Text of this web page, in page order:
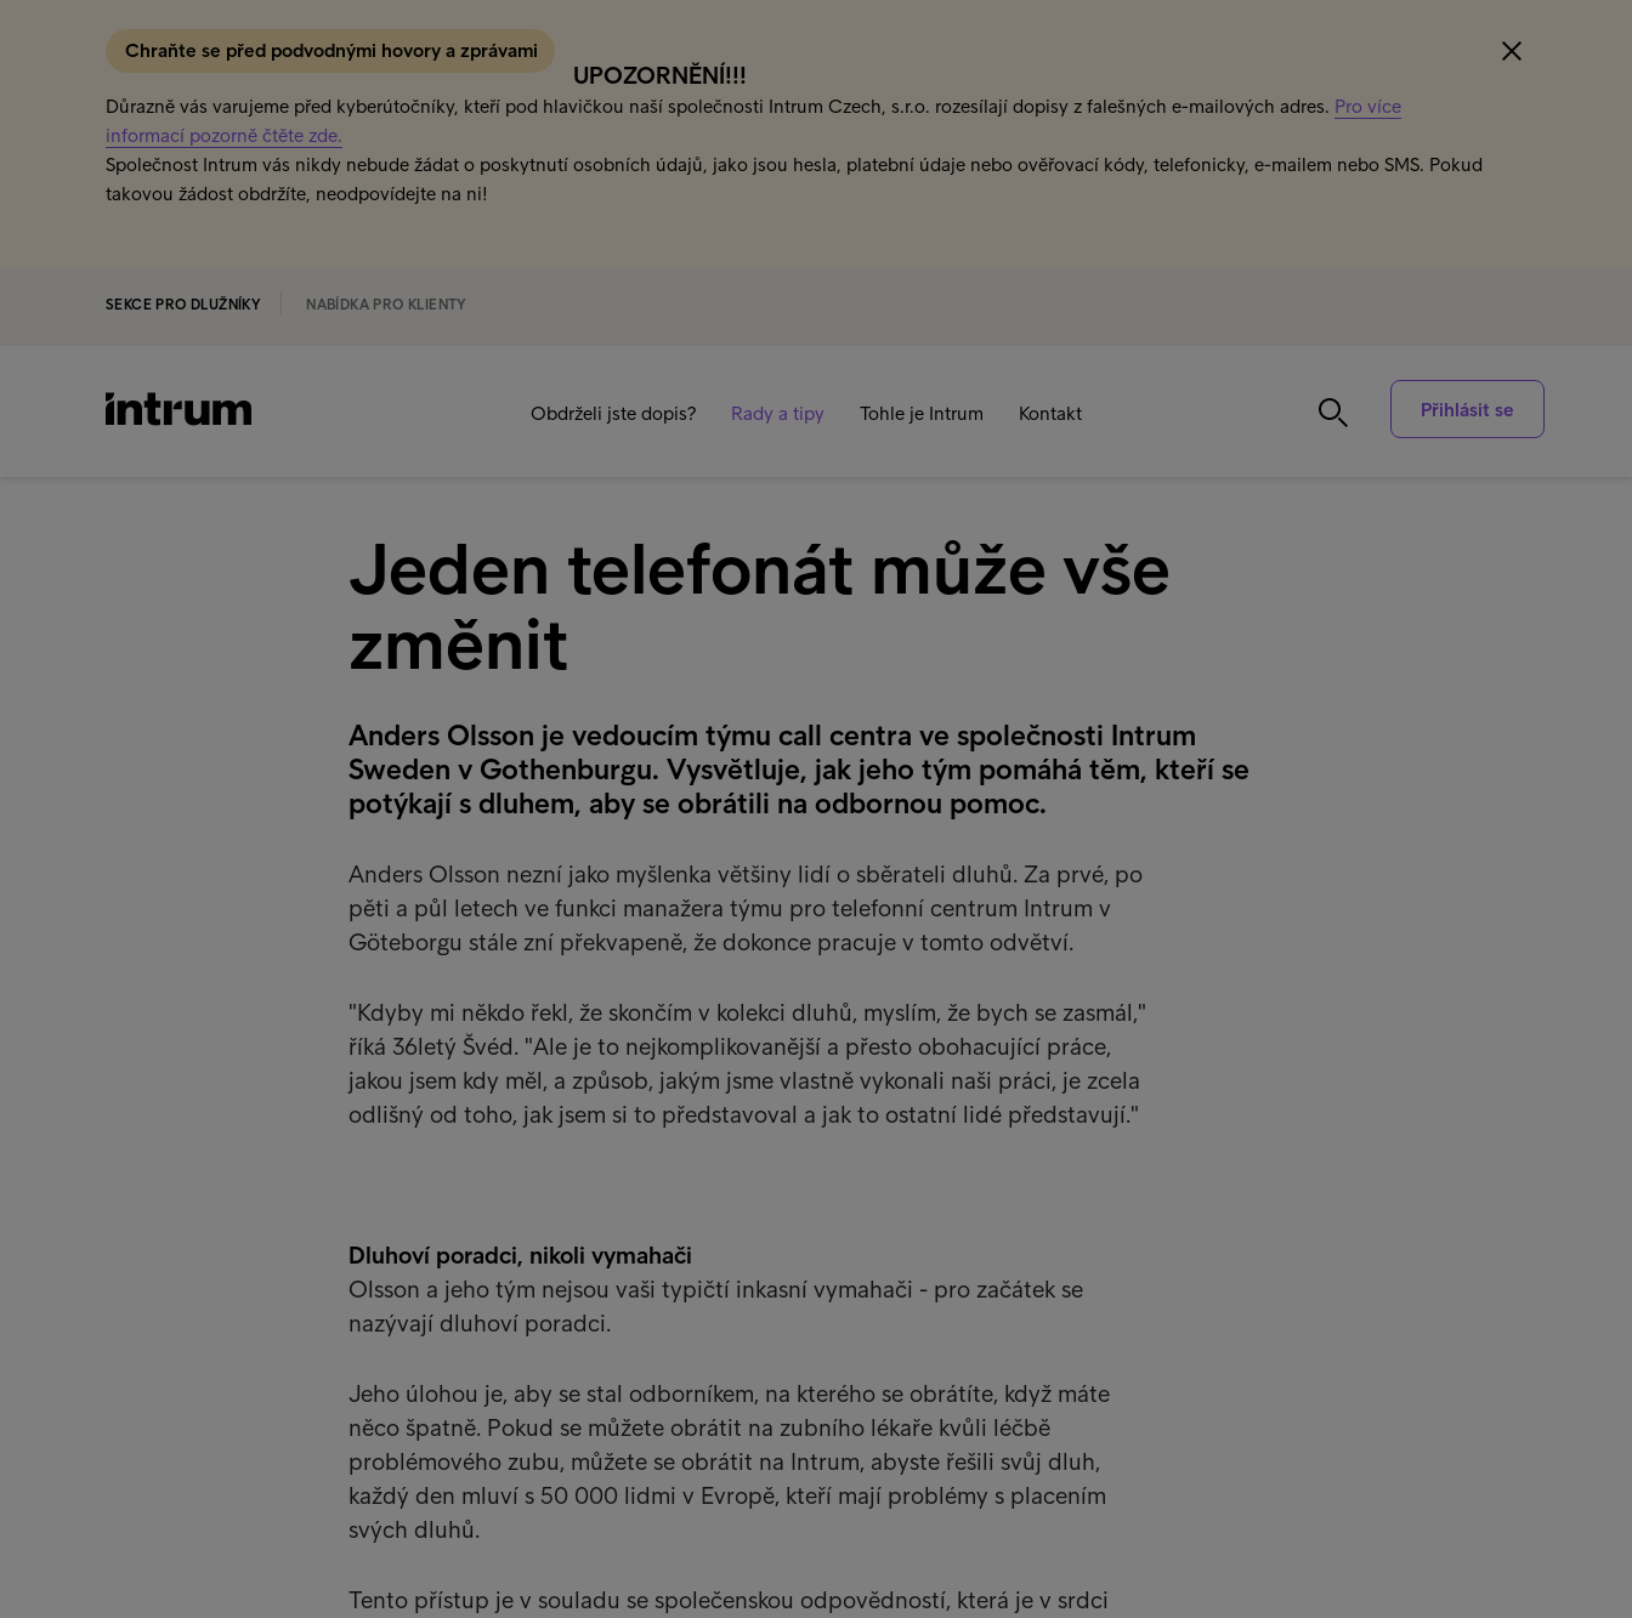
Chraňte se před podvodnými hovory a zprávami
UPOZORNĚNÍ!!!
Důrazně vás varujeme před kyberútočníky, kteří pod hlavičkou naší společnosti Intrum Czech, s.r.o. rozesílají dopisy z falešných e-mailových adres. Pro více
informací pozorně čtěte zde.
Společnost Intrum vás nikdy nebude žádat o poskytnutí osobních údajů, jako jsou hesla, platební údaje nebo ověřovací kódy, telefonicky, e-mailem nebo SMS. Pokud
takovou žádost obdržíte, neodpovídejte na ni!
SEKCE PRO DLUŽNÍKY NABÍDKA PRO KLIENTY
Obdrželi jste dopis? Rady a tipy Tohle je Intrum Kontakt Přihlásit se
Jeden telefonát může vše
změnit
Anders Olsson je vedoucím týmu call centra ve společnosti Intrum
Sweden v Gothenburgu. Vysvětluje, jak jeho tým pomáhá těm, kteří se
potýkají s dluhem, aby se obrátili na odbornou pomoc.
Anders Olsson nezní jako myšlenka většiny lidí o sběrateli dluhů. Za prvé, po
pěti a půl letech ve funkci manažera týmu pro telefonní centrum Intrum v
Göteborgu stále zní překvapeně, že dokonce pracuje v tomto odvětví.
"Kdyby mi někdo řekl, že skončím v kolekci dluhů, myslím, že bych se zasmál,"
říká 36letý Švéd. "Ale je to nejkomplikovanější a přesto obohacující práce,
jakou jsem kdy měl, a způsob, jakým jsme vlastně vykonali naši práci, je zcela
odlišný od toho, jak jsem si to představoval a jak to ostatní lidé představují."
Dluhoví poradci, nikoli vymahači
Olsson a jeho tým nejsou vaši typičtí inkasní vymahači - pro začátek se
nazývají dluhoví poradci.
Jeho úlohou je, aby se stal odborníkem, na kterého se obrátíte, když máte
něco špatně. Pokud se můžete obrátit na zubního lékaře kvůli léčbě
problémového zubu, můžete se obrátit na Intrum, abyste řešili svůj dluh,
každý den mluví s 50 000 lidmi v Evropě, kteří mají problémy s placením
svých dluhů.
Tento přístup je v souladu se společenskou odpovědností, která je v srdci